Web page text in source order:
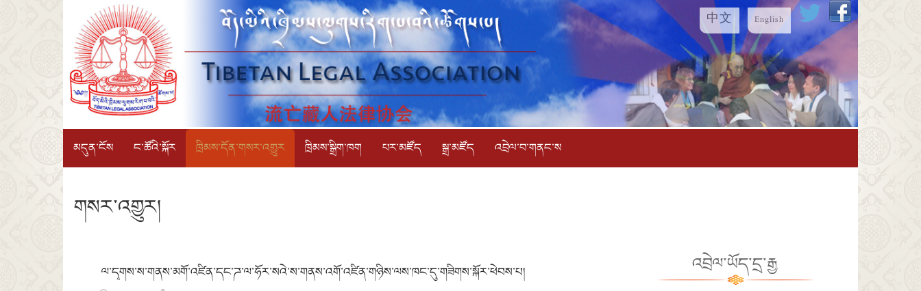
中文 English
Menu
SKIP TO CONTENT
མདུན་ངོས ང་ཚོའི་སྐོར ཁྲིམས་དོན་གསར་འགྱུར ཁྲིམས་སྒྲིག་ཁག པར་མཛོད སྒྲ་མཛོད འབྲེལ་བ་གནང་ས
གསར་འགྱུར།
ལ་དྭགས་ས་གནས་མགོ་འཛིན་དང་ཌ་ལ་ཧོར་སའེ་ས་གནས་འགོ་འཛིན་གཉིས་ལས་ཁང་དུ་གཟིགས་སྐོར་ཕེབས་པ། འབྲེལ་ཡོད་དྲ་རྒྱ